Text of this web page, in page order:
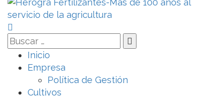
Inicio
Empresa
Política de Gestión
Cultivos